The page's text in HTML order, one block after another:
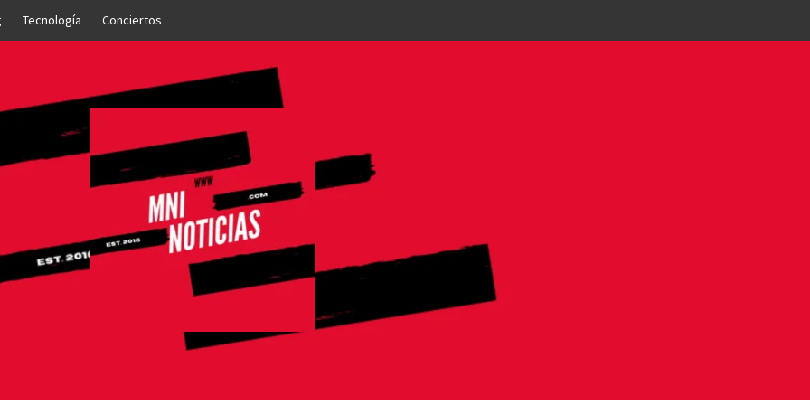
Tecnología Conciertos